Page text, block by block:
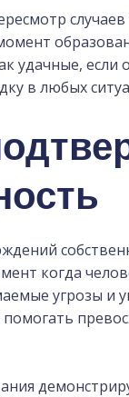
удачные,
в любых
когда
угрозы и